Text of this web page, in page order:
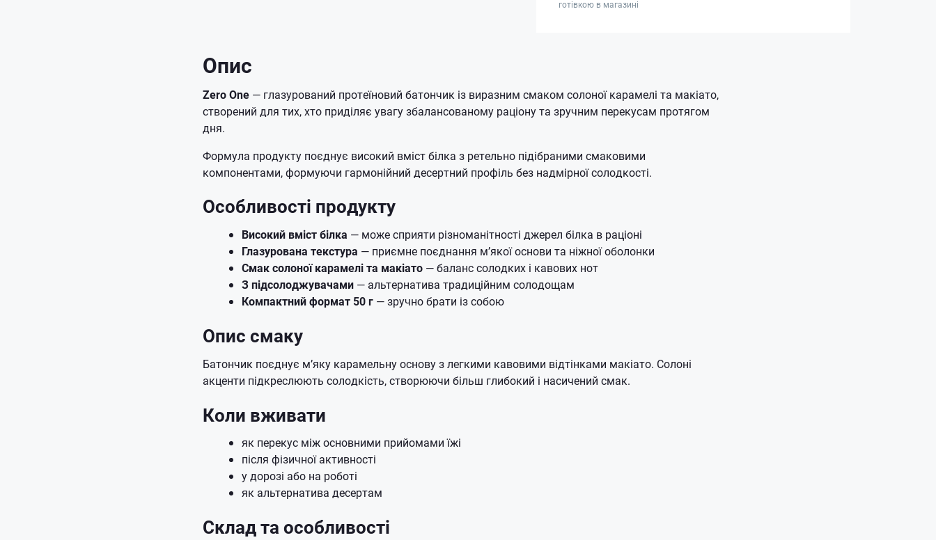
готівкою в магазині
Опис
Zero One — глазурований протеїновий батончик із виразним смаком солоної карамелі та макіато,
створений для тих, хто приділяє увагу збалансованому раціону та зручним перекусам протягом
дня.
Формула продукту поєднує високий вміст білка з ретельно підібраними смаковими
компонентами, формуючи гармонійний десертний профіль без надмірної солодкості.
Особливості продукту
Високий вміст білка — може сприяти різноманітності джерел білка в раціоні
Глазурована текстура — приємне поєднання м’якої основи та ніжної оболонки
Смак солоної карамелі та макіато — баланс солодких і кавових нот
З підсолоджувачами — альтернатива традиційним солодощам
Компактний формат 50 г — зручно брати із собою
Опис смаку
Батончик поєднує м’яку карамельну основу з легкими кавовими відтінками макіато. Солоні
акценти підкреслюють солодкість, створюючи більш глибокий і насичений смак.
Коли вживати
як перекус між основними прийомами їжі
після фізичної активності
у дорозі або на роботі
як альтернатива десертам
Склад та особливості